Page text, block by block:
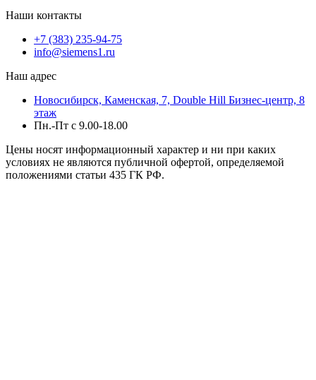
Наши контакты
+7 (383) 235-94-75
info@siemens1.ru
Наш адрес
Новосибирск, Каменская, 7, Double Hill ​Бизнес-центр, 8
этаж
Пн.-Пт с 9.00-18.00
Цены носят информационный характер и ни при каких
условиях не являются публичной офертой, определяемой
положениями статьи 435 ГК РФ.